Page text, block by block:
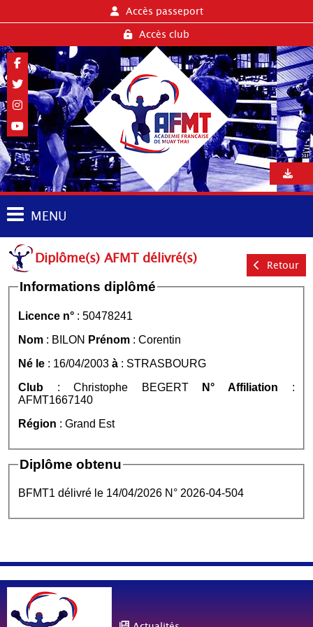
Accès passeport
Accès club
MENU
Diplôme(s) AFMT délivré(s) Retour
Informations diplômé
Licence n° : 50478241
Nom : BILON Prénom : Corentin
Né le : 16/04/2003 à : STRASBOURG
Club : Christophe BEGERT N° Affiliation :
AFMT1667140
Région : Grand Est
Diplôme obtenu
BFMT1 délivré le 14/04/2026 N° 2026-04-504